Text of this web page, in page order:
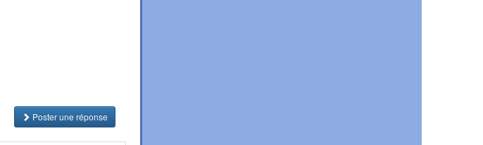
Poster une réponse